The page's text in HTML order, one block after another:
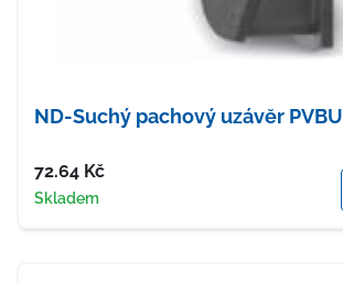
ND-Suchý pachový uzávěr PVBU
Cena
72.64 Kč
Dostupnost
Skladem